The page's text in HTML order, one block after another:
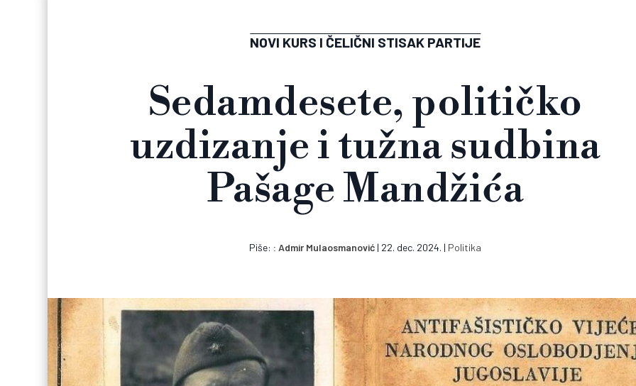
NOVI KURS I ČELIČNI STISAK PARTIJE
Sedamdesete, političko
uzdizanje i tužna sudbina
Pašage Mandžića
Piše: Admir Mulaosmanović | 22. dec. 2024. | Politika